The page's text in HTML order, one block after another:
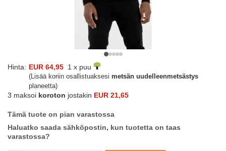
Hinta: EUR 64,95 1 x puu
(Lisää koriin osallistuaksesi metsän uudelleenmetsästys
planeetta)
3 maksoi koroton jostakin EUR 21,65
Tämä tuote on pian varastossa
Haluatko saada sähköpostin, kun tuotetta on taas
varastossa?